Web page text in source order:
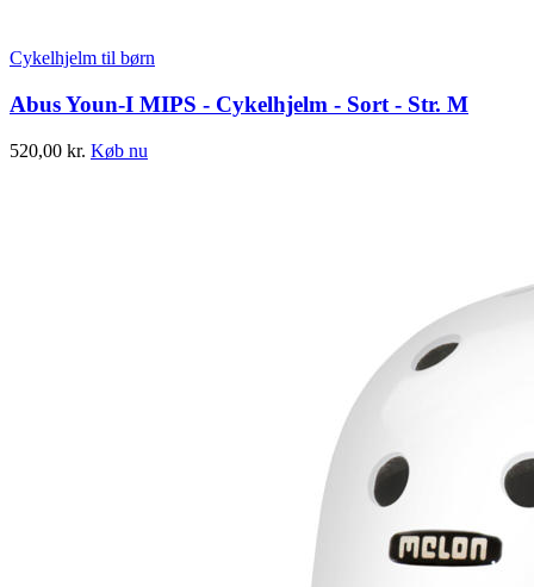
Cykelhjelm til børn
Abus Youn-I MIPS - Cykelhjelm - Sort - Str. M
520,00 kr. Køb nu